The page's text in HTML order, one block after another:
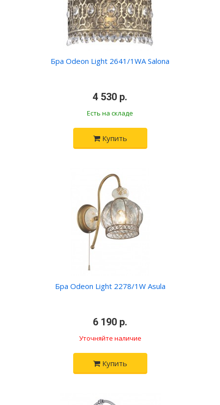
Бра Odeon Light 2641/1WA Salona
4 530 р.
Есть на складе
Купить
Бра Odeon Light 2278/1W Asula
6 190 р.
Уточняйте наличие
Купить